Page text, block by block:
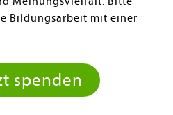
Bildungsarbeit mit einer
spenden